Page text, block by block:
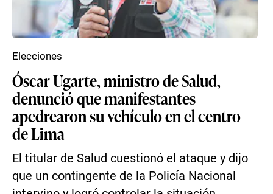
Óscar Ugarte, ministro de Salud,
denunció que manifestantes
apedrearon su vehículo en el centro
de Lima
El titular de Salud cuestionó el ataque y dijo
que un contingente de la Policía Nacional
Elecciones